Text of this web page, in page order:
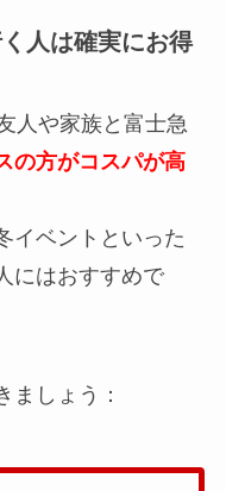
人は確実にお得
人や家族と富士急
の方がコスパが高
イベントといった
にはおすすめで
ましょう：